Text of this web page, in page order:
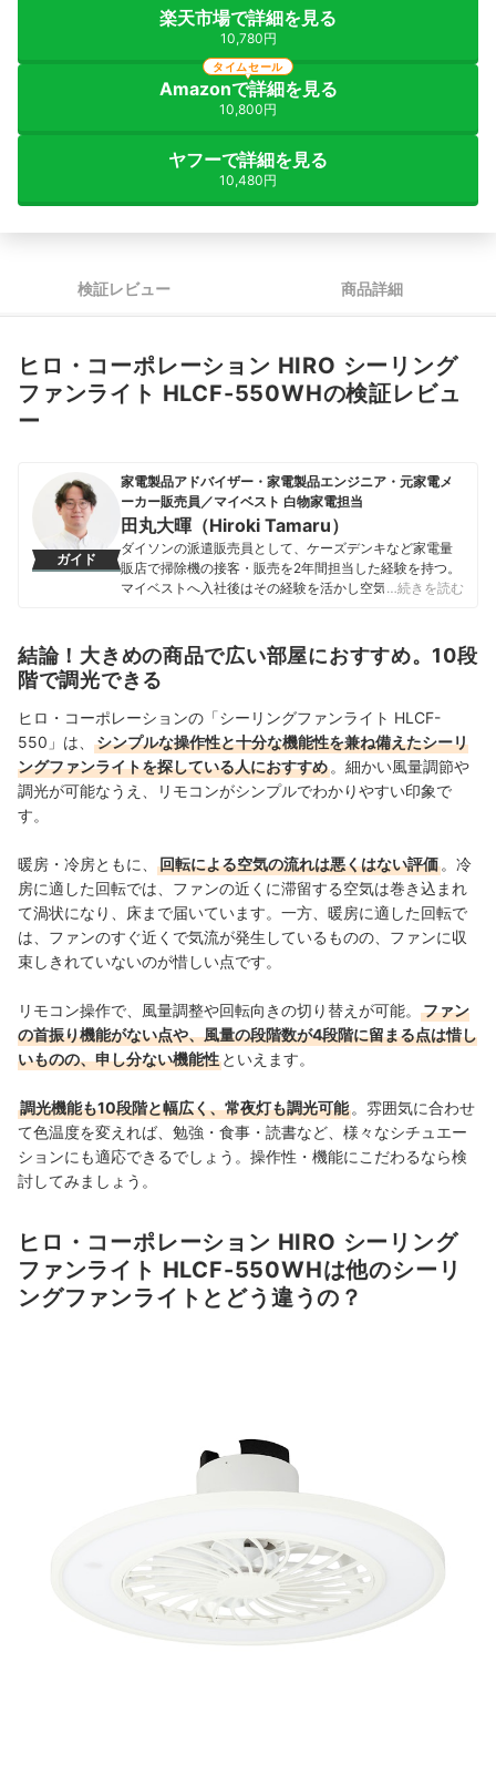
楽天市場で詳細を見る
10,780円
Amazonで詳細を見る
10,800円
タイムセール
ヤフーで詳細を見る
10,480円
検証レビュー 商品詳細
ヒロ・コーポレーション HIRO シーリング
ファンライト HLCF-550WHの検証レビュ
ー
ガイド
家電製品アドバイザー・家電製品エンジニア・元家電メ
ーカー販売員／マイベスト 白物家電担当
田丸大暉（Hiroki Tamaru）
ダイソンの派遣販売員として、ケーズデンキなど家電量
販店で掃除機の接客・販売を2年間担当した経験を持つ。
マイベストへ入社後はその経験を活かし空気清浄機・除
ガイドを担当し、日立やシャープ、パナソニックなどの
総合家電メーカーから、ダイニチ工業・Sharkなどの専門
メーカーまで、150以上の家電製品を比較検証してきた。
毎日使う家電製品だからこそ、本当によい商品を誰もが
簡単に選べるように、性能はもちろん省エネ性能やお手
入れのしやすさまでひとつひとつ丁寧に確認しながらコ
ンテンツ制作を行う。
田丸大暉（Hiroki Tamaru）のプロフィール
…続きを読む
結論！大きめの商品で広い部屋におすすめ。10段
階で調光できる
ヒロ・コーポレーションの「シーリングファンライト HLCF-
550」は、
シンプルな操作性と十分な機能性を兼ね備えたシーリ
ングファンライトを探している人におすすめ 。細かい風量調節や
調光が可能なうえ、リモコンがシンプルでわかりやすい印象で
す。
暖房・冷房ともに、 回転による空気の流れは悪くはない評価 。冷
房に適した回転では、ファンの近くに滞留する空気は巻き込まれ
て渦状になり、床まで届いています。一方、暖房に適した回転で
は、ファンのすぐ近くで気流が発生しているものの、ファンに収
束しきれていないのが惜しい点です。
リモコン操作で、風量調整や回転向きの切り替えが可能。
ファン
の首振り機能がない点や、風量の段階数が4段階に留まる点は惜し
いものの、申し分ない機能性 といえます。
調光機能も10段階と幅広く、常夜灯も調光可能 。雰囲気に合わせ
て色温度を変えれば、勉強・食事・読書など、様々なシチュエー
ションにも適応できるでしょう。操作性・機能にこだわるなら検
討してみましょう。
ヒロ・コーポレーション HIRO シーリング
ファンライト HLCF-550WHは他のシーリ
ングファンライトとどう違うの？